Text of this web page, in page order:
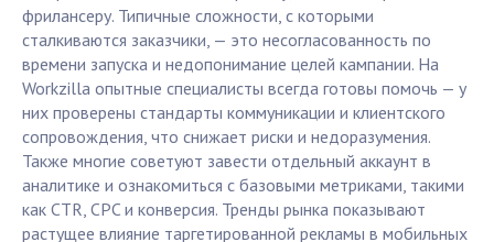
фрилансеру. Типичные сложности, с которыми
сталкиваются заказчики, — это несогласованность по
времени запуска и недопонимание целей кампании. На
Workzilla опытные специалисты всегда готовы помочь — у
них проверены стандарты коммуникации и клиентского
сопровождения, что снижает риски и недоразумения.
Также многие советуют завести отдельный аккаунт в
аналитике и ознакомиться с базовыми метриками, такими
как CTR, CPC и конверсия. Тренды рынка показывают
растущее влияние таргетированной рекламы в мобильных